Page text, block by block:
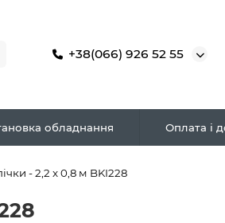
+38(066) 926 52 55
обладнання Оплата і
- 2,2 x 0,8 м BKI228